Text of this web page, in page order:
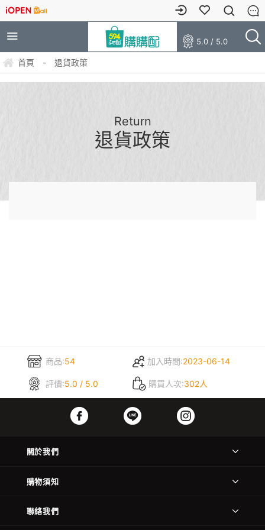
5.0 / 5.0
首頁 - 退貨政策
Return
退貨政策
商品:54 加入時間:2023-06-14
評價:5.0 / 5.0 購買人次:302人
關於我們
購物須知
聯絡我們